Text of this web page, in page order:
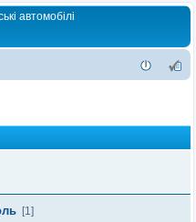
автомобілі
[1]